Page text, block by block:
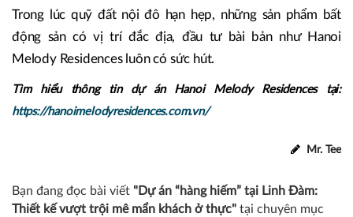
Trong lúc quỹ đất nội đô hạn hẹp, những sản phẩm bất
động sản có vị trí đắc địa, đầu tư bài bản như Hanoi
Melody Residences luôn có sức hút.
Tìm hiểu thông tin dự án Hanoi Melody Residences tại:
https://hanoimelodyresidences.com.vn/
Mr. Tee
Bạn đang đọc bài viết "Dự án “hàng hiếm” tại Linh Đàm:
Thiết kế vượt trội mê mẩn khách ở thực" tại chuyên mục